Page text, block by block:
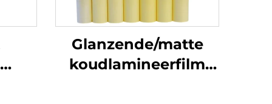
Glanzende/matte
koudlamineerfilm